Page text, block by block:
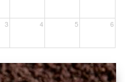
3 4 5 6